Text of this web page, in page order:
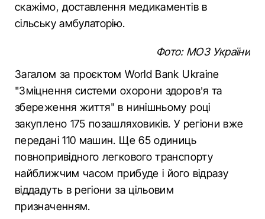
скажімо, доставлення медикаментів в
сільську амбулаторію.
Фото: МОЗ України
Загалом за проєктом World Bank Ukraine
"Зміцнення системи охорони здоров’я та
збереження життя" в нинішньому році
закуплено 175 позашляховиків. У регіони вже
передані 110 машин. Ще 65 одиниць
повнопривідного легкового транспорту
найближчим часом прибуде і його відразу
віддадуть в регіони за цільовим
призначенням.